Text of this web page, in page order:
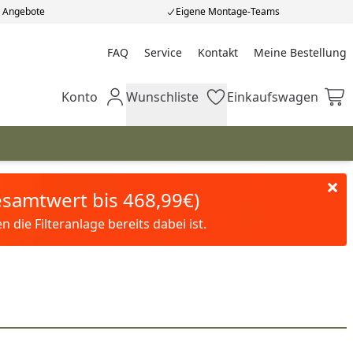
Eigene Montage-Teams
FAQ Service Kontakt Meine Bestellung
Meine Bestellung
Mein Konto
Konto Wunschliste
Wunschliste Einkaufswagen
Einkaufswagen
bis 468,99€)
die Filteranlage bereits dabei ist.